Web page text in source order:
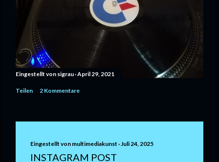
Eingestellt von sigrau April 29, 2021
Teilen 2 Kommentare
Eingestellt von multimediakunst Juli 24, 2025
INSTAGRAM POST